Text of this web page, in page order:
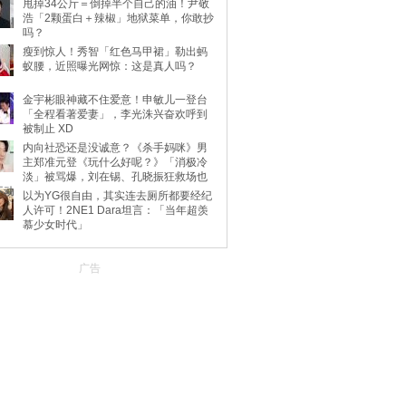
甩掉34公斤＝倒掉半个自己的油！尹敬
浩「2颗蛋白＋辣椒」地狱菜单，你敢抄
吗？
瘦到惊人！秀智「红色马甲裙」勒出蚂
蚁腰，近照曝光网惊：这是真人吗？
金宇彬眼神藏不住爱意！申敏儿一登台
「全程看著爱妻」，李光洙兴奋欢呼到
被制止 XD
内向社恐还是没诚意？《杀手妈咪》男
主郑准元登《玩什么好呢？》「消极冷
淡」被骂爆，刘在锡、孔晓振狂救场也
动
以为YG很自由，其实连去厕所都要经纪
人许可！2NE1 Dara坦言：「当年超羡
慕少女时代」
广告